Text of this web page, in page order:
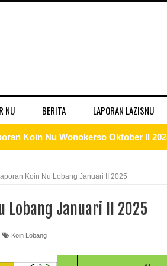
NU BERITA LAPORAN LAZISNU
Koin Nu Wonokerso Oktober II
Koin Nu Sidomulyo Oktober II 2025
Koin Nu Sempu Oktober II 2025
Koin Nu Lobang Januari II 2025
Lobang Januari II 2025
Koin Lobang